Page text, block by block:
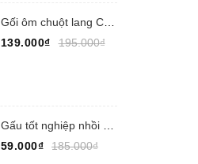
Gối ôm chuột lang Capypara
139.000₫
195.000₫
59.000₫
185.000₫